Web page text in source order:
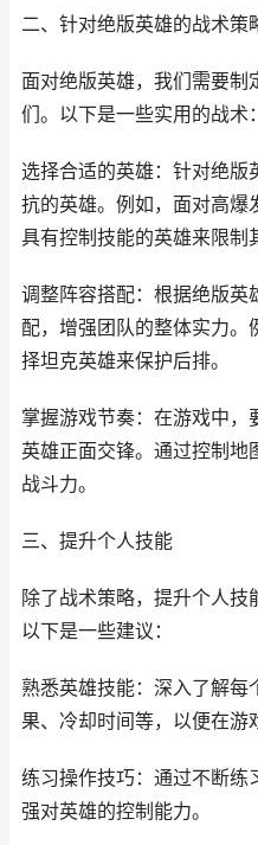
二、针对绝版英雄的战术策
面对绝版英雄，我们需要
们。以下是一些实用的战术：
选择合适的英雄：针对绝
抗的英雄。例如，面对高爆
具有控制技能的英雄来限制
调整阵容搭配：根据绝版英
配，增强团队的整体实力
择坦克英雄来保护后排。
掌握游戏节奏：在游戏中，
英雄正面交锋。通过控制
战斗力。
三、提升个人技能
除了战术策略，提升个人技
以下是一些建议：
熟悉英雄技能：深入了解每
果、冷却时间等，以便在游
练习操作技巧：通过不断练
强对英雄的控制能力。